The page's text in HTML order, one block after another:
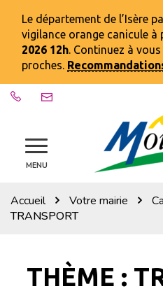
Le département de l’Isère
vigilance orange canicule à
2026 12h. Continuez à
proches.
MENU
officiel
la
ville
Accueil Votre mairie
TRANSPORT
THÈME :